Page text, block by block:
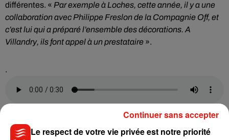
différentes. « Par exemple à Loches, cette année, il y a une
collaboration avec Philippe Freslon de la Compagnie Off, et
c’est lui qui a préparé l’ensemble des décorations. A
Villandry, ils font appel à un prestataire ».
.
Noël au Pays des châteaux a lieu jusqu’au 2 janvier.À noter
Le respect de votre vie privée est notre priorité
Continuer sans accepter